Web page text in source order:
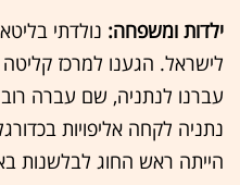
ילדות ומשפחה:
לישראל. הגענו למרכז
עברנו לנתניה, שם עברה רוב
נתניה לקחה אליפויות
הייתה ראש החוג לבלשנות